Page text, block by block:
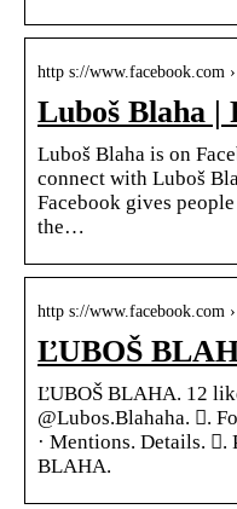
http s://www.facebook.com
Luboš Blaha |
Luboš Blaha is on
connect with Luboš
Facebook gives
the…
http s://
ĽUBOŠ
ĽUBOŠ BLAHA. 12
@Lubos.Blahaha. 󱙶.
· Mentions. Details. 󱛐.
BLAHA.